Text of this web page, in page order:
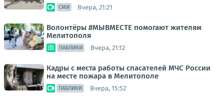
СМИ Вчера, 21:21
Волонтёры #МЫВМЕСТЕ помогают жителям
Мелитополя
ПАБЛИКИ Вчера, 21:12
Кадры с места работы спасателей МЧС России
на месте пожара в Мелитополе
ПАБЛИКИ Вчера, 15:52